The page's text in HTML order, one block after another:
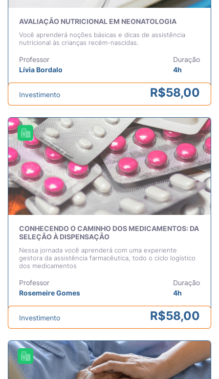
AVALIAÇÃO NUTRICIONAL EM NEONATOLOGIA
Você aprenderá noções básicas e dicas de assistência
nutricional às crianças recém-nascidas.
Professor
Lívia Bordalo
Duração
4h
Investimento R$58,00
CONHECENDO O CAMINHO DOS MEDICAMENTOS: DA
SELEÇÃO À DISPENSAÇÃO
Nessa jornada você aprenderá com uma experiente
gestora da assistência farmacêutica, todo o ciclo logístico
dos medicamentos
Professor
Rosemeire Gomes
Duração
4h
Investimento R$58,00